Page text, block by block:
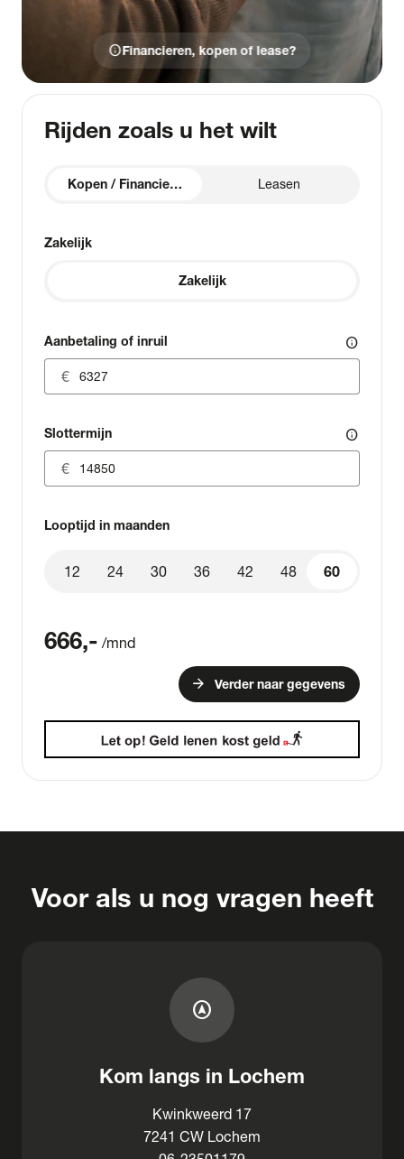
infoFinancieren, kopen of lease?
Rijden zoals u het wilt
Kopen / Financieren Leasen
Zakelijk
Zakelijk
Aanbetaling of inruil info
Slottermijn info
Looptijd in maanden
60
12 24 30 36 42 48 60
666,- /mnd
arrow_forward Verder naar gegevens
Voor als u nog vragen heeft
assistant_navigation
Kom langs in Lochem
Kwinkweerd 17
7241 CW Lochem